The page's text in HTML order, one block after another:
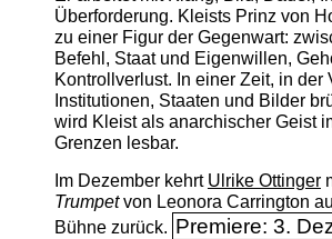
Überforderung. Kleists Prinz von
zu einer Figur der Gegenwart:
Befehl, Staat und Eigenwillen,
Kontrollverlust. In einer Zeit, in der
Institutionen, Staaten und Bilder
wird Kleist als anarchischer Geist
Grenzen lesbar.
Im Dezember kehrt Ulrike Ottinger
Trumpetvon Leonora Carrington
Bühne zurück. Premiere: 3.